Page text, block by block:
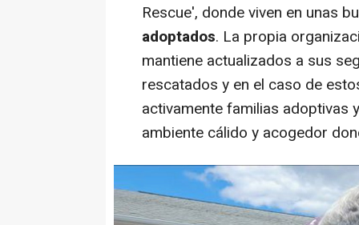
Rescue', donde viven en unas
adoptados. La propia
mantiene actualizados a sus
rescatados y en el caso de
activamente familias adoptivas
ambiente cálido y acogedor